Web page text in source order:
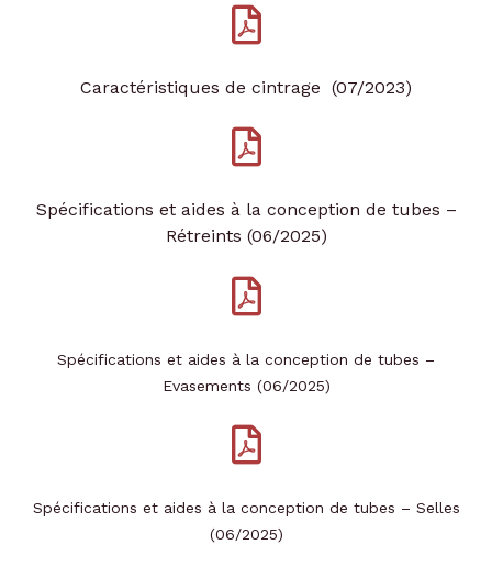
Caractéristiques de cintrage (07/2023)
Spécifications et aides à la conception de tubes –
Rétreints (06/2025)
Spécifications et aides à la conception de tubes –
Evasements (06/2025)
Spécifications et aides à la conception de tubes – Selles
(06/2025)